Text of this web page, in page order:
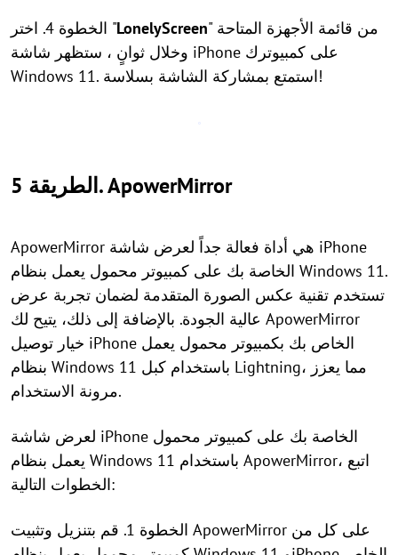
الخطوة 4. اختر "LonelyScreen" من قائمة الأجهزة المتاحة
وخلال ثوانٍ ، ستظهر شاشة iPhone على كمبيوترك
Windows 11. استمتع بمشاركة الشاشة بسلاسة!
الطريقة 5. ApowerMirror
ApowerMirror هي أداة فعالة جداً لعرض شاشة iPhone
الخاصة بك على كمبيوتر محمول يعمل بنظام Windows 11.
تستخدم تقنية عكس الصورة المتقدمة لضمان تجربة عرض
عالية الجودة. بالإضافة إلى ذلك، يتيح لك ApowerMirror
خيار توصيل iPhone الخاص بك بكمبيوتر محمول يعمل
بنظام Windows 11 باستخدام كبل Lightning، مما يعزز
مرونة الاستخدام.
لعرض شاشة iPhone الخاصة بك على كمبيوتر محمول
يعمل بنظام Windows 11 باستخدام ApowerMirror، اتبع
الخطوات التالية:
الخطوة 1. قم بتنزيل وتثبيت ApowerMirror على كل من